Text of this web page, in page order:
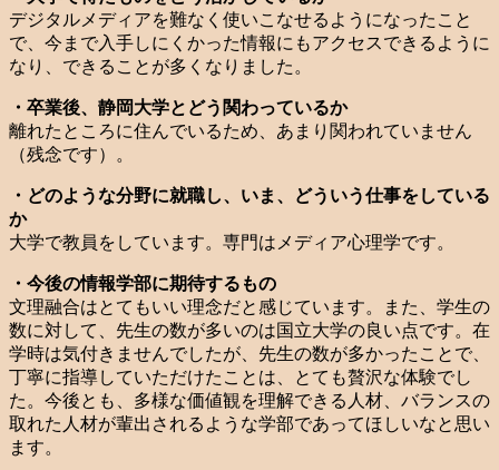
デジタルメディアを難なく使いこなせるようになったこと
で、今まで入手しにくかった情報にもアクセスできるように
なり、できることが多くなりました。
・卒業後、静岡大学とどう関わっているか
離れたところに住んでいるため、あまり関われていません
（残念です）。
・どのような分野に就職し、いま、どういう仕事をしている
か
大学で教員をしています。専門はメディア心理学です。
・今後の情報学部に期待するもの
文理融合はとてもいい理念だと感じています。また、学生の
数に対して、先生の数が多いのは国立大学の良い点です。在
学時は気付きませんでしたが、先生の数が多かったことで、
丁寧に指導していただけたことは、とても贅沢な体験でし
た。今後とも、多様な価値観を理解できる人材、バランスの
取れた人材が輩出されるような学部であってほしいなと思い
ます。